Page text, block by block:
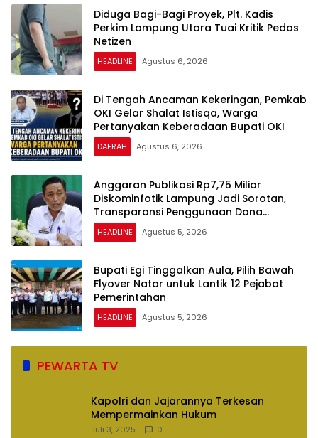
Diduga Bagi-Bagi Proyek, Plt. Kadis
Perkim Lampung Utara Tuai Kritik Pedas
Netizen
HEADLINE Agustus 6, 2026
Di Tengah Ancaman Kekeringan, Pemkab
OKI Gelar Shalat Istisqa, Warga
Pertanyakan Keberadaan Bupati OKI
DAERAH Agustus 6, 2026
Anggaran Publikasi Rp7,75 Miliar
Diskominfotik Lampung Jadi Sorotan,
Transparansi Penggunaan Dana
Dipertanyakan
HEADLINE Agustus 5, 2026
Bupati Egi Tinggalkan Aula, Pilih Bawah
Flyover Natar untuk Lantik 12 Pejabat
Pemerintahan
HEADLINE Agustus 5, 2026
PEWARTA TV
Kapolri dan Jajarannya Terkesan
Mempermainkan Hukum
Juli 3, 2025 0